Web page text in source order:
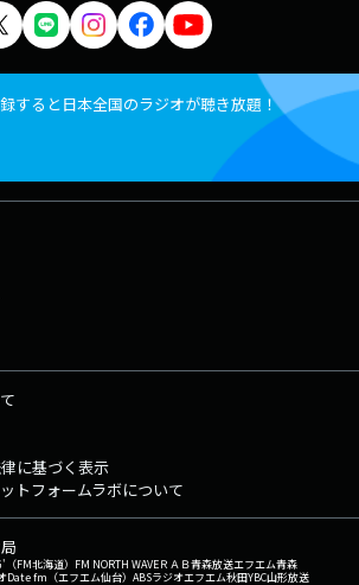
すると日本全国のラジオが聴き放題！
に基づく表示
トフォームラボについて
（FM北海道） FM NORTH WAVEＲＡＢ青森放送エフエム青森
Date fm（エフエム仙台） ABSラジオエフエム秋田YBC山形放送